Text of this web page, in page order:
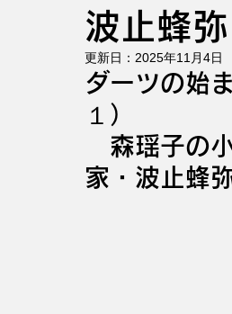
波止蜂
更新日： 2025年11月4日
ダーツの始
１）
森瑶子の
家・波止蜂